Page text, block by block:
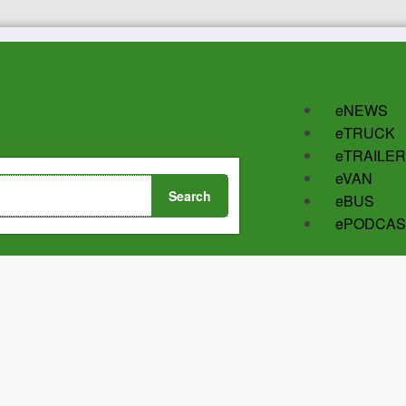
eNEWS
eTRUCK
eTRAILER
eVAN
eBUS